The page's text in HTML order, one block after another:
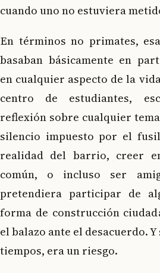
cuando uno no estuviera
En términos no primates,
basaban básicamente en
en cualquier aspecto de la
centro de estudiantes,
reflexión sobre cualquier
silencio impuesto por el
realidad del barrio, creer
común, o incluso ser
pretendiera participar de
forma de construcción
el balazo ante el desacuerdo.
tiempos, era un riesgo.